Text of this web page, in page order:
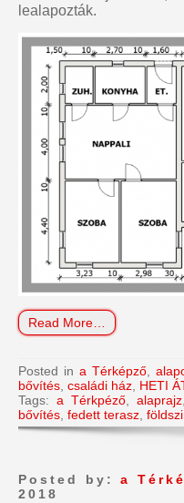
lealapozták.
Read More…
Posted in a Térképző,
bővítés, családi ház, HETI
Tags: a Térkpéző, alaprajz
bővítés, fedett terasz,
Posted by:a
2018